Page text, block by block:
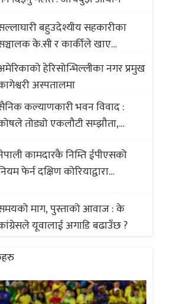
बहुउदेश्यीय सहकारीका
के.सी र कार्कीले खाए
करोडौं बचत
हेरिसोन्भिल्लीका नगर प्रमुख
अस्पतालमा
कल्याणकारी भवन विवाद :
तोड्यो एकलौटी सम्झौता,
कामदारकै निम्ति ईपीएसको
फेर्न दक्षिण कोरियाद्वारा
माग, पुस्ताको आवाज : के
यूवालाई अगाडि बढाउँछ ?